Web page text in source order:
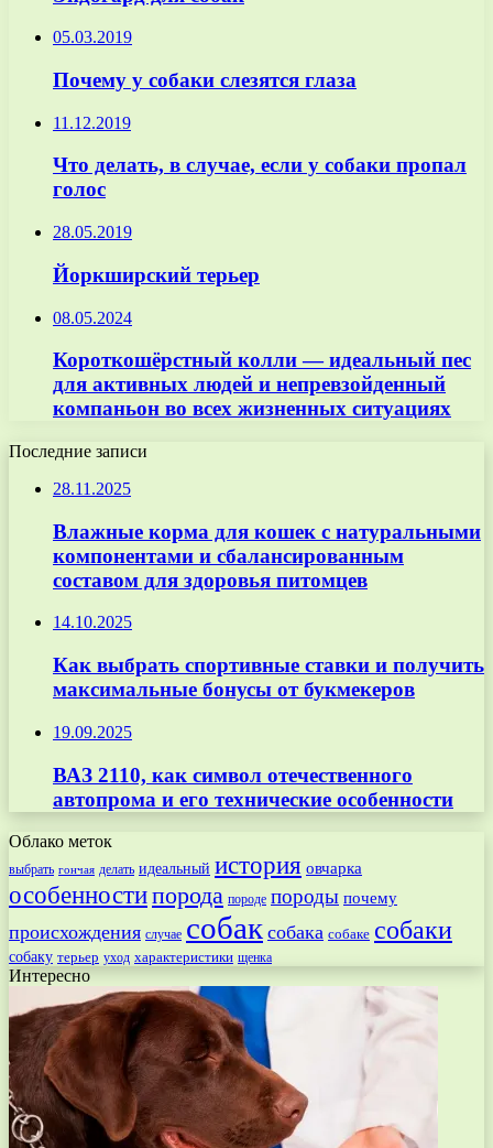
05.03.2019
Почему у собаки слезятся глаза
11.12.2019
Что делать, в случае, если у собаки пропал
голос
28.05.2019
Йоркширский терьер
08.05.2024
Короткошёрстный колли — идеальный пес
для активных людей и непревзойденный
компаньон во всех жизненных ситуациях
Последние записи
28.11.2025
Влажные корма для кошек с натуральными
компонентами и сбалансированным
составом для здоровья питомцев
14.10.2025
Как выбрать спортивные ставки и получить
максимальные бонусы от букмекеров
19.09.2025
ВАЗ 2110, как символ отечественного
автопрома и его технические особенности
Облако меток
выбрать гончая делать идеальный история овчарка
особенностипорода породе породы почему
происхождения случае собак собака собаке собаки
собаку терьер уход характеристики щенка
Интересно